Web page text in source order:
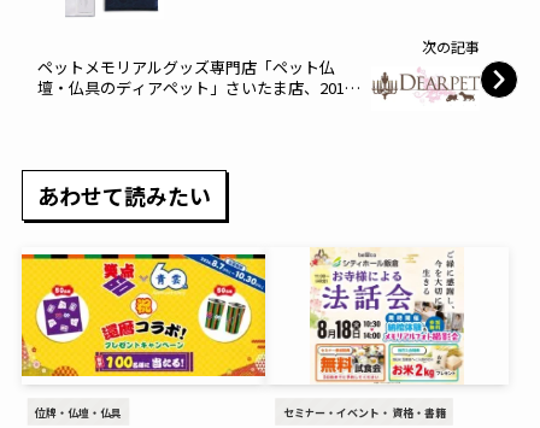
次の記事
ペットメモリアルグッズ専門店「ペット仏
壇・仏具のディアペット」さいたま店、2017
あわせて読みたい
位牌・仏壇・仏具 セミナー・イベント・資格・書籍